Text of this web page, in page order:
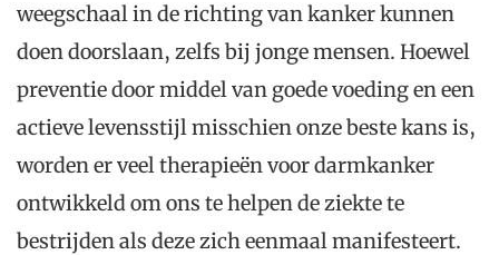
weegschaal in de richting van kanker kunnen
doen doorslaan, zelfs bij jonge mensen. Hoewel
preventie door middel van goede voeding en een
actieve levensstijl misschien onze beste kans is,
worden er veel therapieën voor darmkanker
ontwikkeld om ons te helpen de ziekte te
bestrijden als deze zich eenmaal manifesteert.